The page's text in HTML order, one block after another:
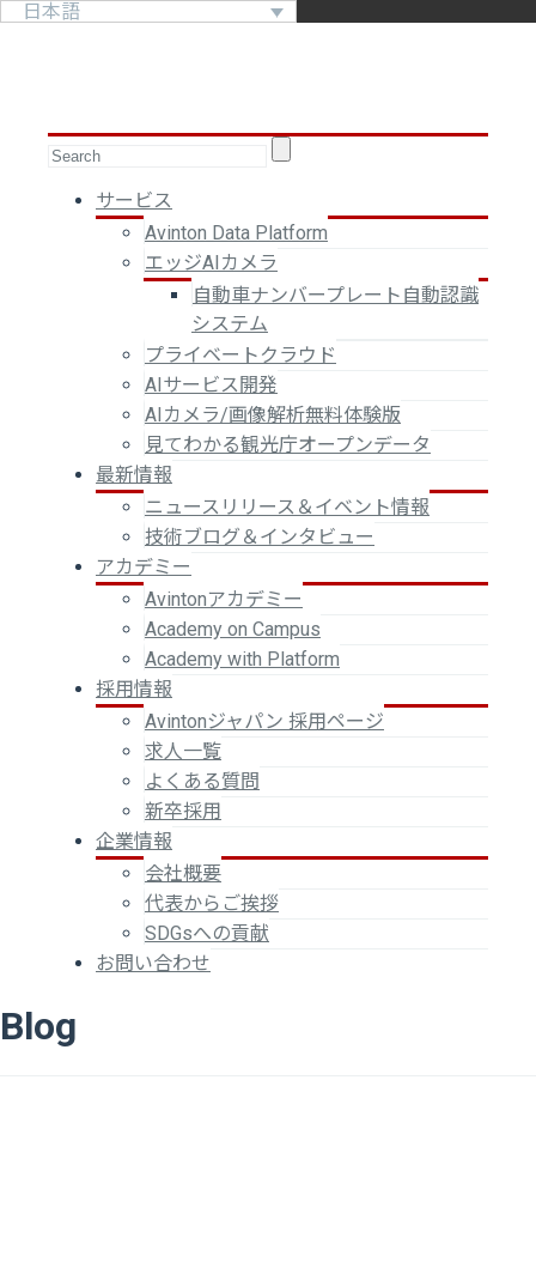
日本語
サービス
Avinton Data Platform
エッジAIカメラ
自動車ナンバープレート自動認識
システム
プライベートクラウド
AIサービス開発
AIカメラ/画像解析無料体験版
見てわかる観光庁オープンデータ
最新情報
ニュースリリース＆イベント情報
技術ブログ＆インタビュー
アカデミー
Avintonアカデミー
Academy on Campus
Academy with Platform
採用情報
Avintonジャパン 採用ページ
求人一覧
よくある質問
新卒採用
企業情報
会社概要
代表からご挨拶
SDGsへの貢献
お問い合わせ
Blog